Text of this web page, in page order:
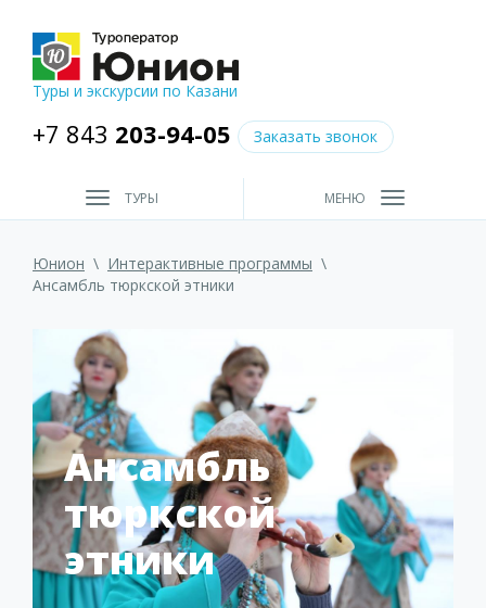
Туры и экскурсии по Казани
+7 843 203-94-05 Заказать звонок
ТУРЫ МЕНЮ
Юнион \ Интерактивные программы \
Ансамбль тюркской этники
Ансамбль
тюркской
этники